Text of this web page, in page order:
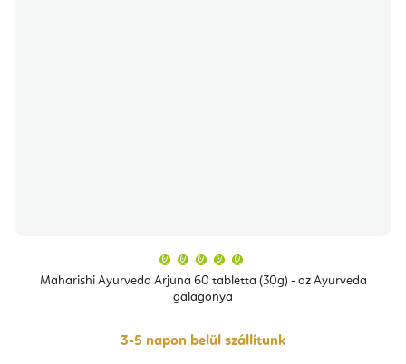
Maharishi Ayurveda Arjuna 60 tabletta (30g) - az Ayurveda
galagonya
átlagos
értékelése
csillag.
3-5 napon belül szállítunk